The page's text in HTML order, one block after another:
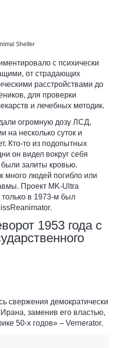
Shelter
с психически
от страдающих
расстройствами до
для проверки
и лечебных методик.
огромную дозу ЛСД,
на несколько суток и
Кто-то из подопытных
он видел вокруг себя
залиты кровью.
много людей погибло или
Проект MK-Ultra
только в 1973-м был
.
1953 года с
свержения демократически
заменив его властью,
50-х годов» – Vernerator.